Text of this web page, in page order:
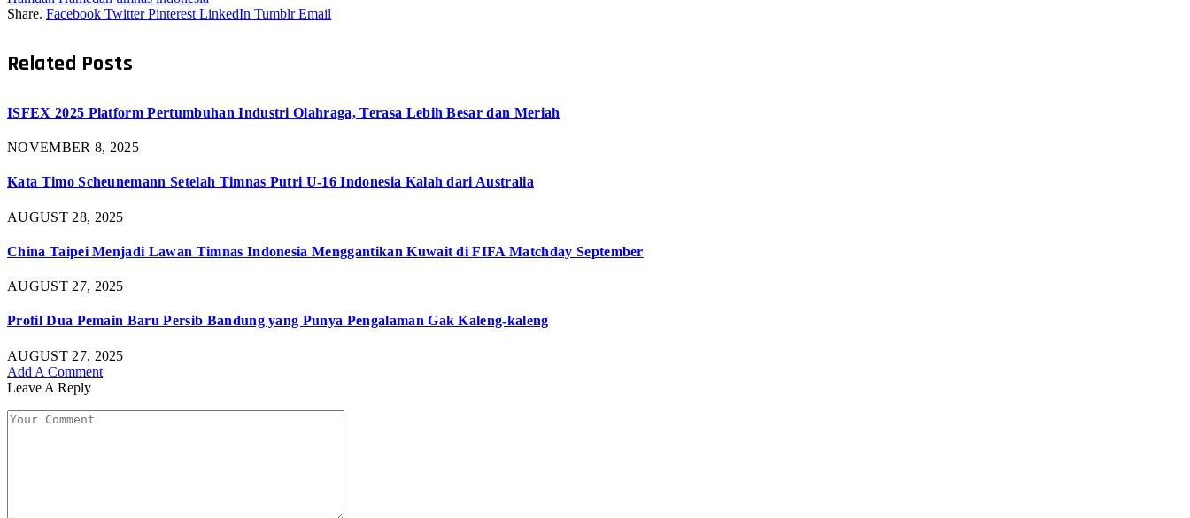
Share. Facebook Twitter Pinterest LinkedIn Tumblr Email
Related Posts
ISFEX 2025 Platform Pertumbuhan Industri Olahraga, Terasa Lebih Besar dan Meriah
NOVEMBER 8, 2025
Kata Timo Scheunemann Setelah Timnas Putri U-16 Indonesia Kalah dari Australia
AUGUST 28, 2025
China Taipei Menjadi Lawan Timnas Indonesia Menggantikan Kuwait di FIFA Matchday September
AUGUST 27, 2025
Profil Dua Pemain Baru Persib Bandung yang Punya Pengalaman Gak Kaleng-kaleng
AUGUST 27, 2025
Add A Comment
Leave A Reply